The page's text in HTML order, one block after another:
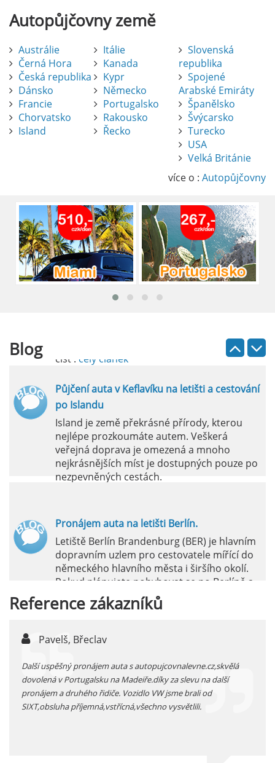
Autopůjčovnyzemě
Austrálie
Černá Hora
Česká republika
Dánsko
Francie
Chorvatsko
Island
Itálie
Kanada
Kypr
Německo
Portugalsko
Rakousko
Řecko
Slovenská
republika
Spojené
Arabské Emiráty
Španělsko
Švýcarsko
Turecko
USA
Velká Británie
více o : Autopůjčovny
Blog
Pronájem auta na letišti Alicante
Půjčení auta na letišti v Alicante je výborný
způsob, jak pohodlně objevovat město i jeho
brána do regionu Costa Blanca, se nachází
přibližně 9 km od centra Alicante.
číst :celý článek
Pronájem auta na letišti Lefkada: Kompletní
průvodce
Půjčení auta na letišti Lefkada je skvělý
číst : celý článek
Půjčení auta v Keflavíku na letišti a cestování
po Islandu
Island je země překrásné přírody, kterou
nejlépe prozkoumáte autem. Veškerá
veřejná doprava je omezená a mnoho
nejkrásnějších míst je dostupných pouze po
nezpevněných cestách.
Pronájem auta na letišti Berlín.
Letiště Berlín Brandenburg (BER) je hlavním
dopravním uzlem pro cestovatele mířící do
německého hlavního města i širšího okolí.
Pokud plánujete pohybovat se po Berlíně a
okolních regionech bez omezení, pronájem
auta přímo na letišti je ideální volbou.
Letiště Marseille, oficiálně známé jako
mezinárodní letiště Marseille-Provence, je
hlavní vstupní branou do regionu Provence
a nachází se přibližně 27 km od centra města
Reference zákazníků
Břeclav
pronájem auta s autopujcovnalevne.cz,skvělá
v Portugalsku na Madeiře.díky za slevu na další
a druhého řidiče. Vozidlo VW jsme brali od
příjemná,vstřícná,všechno vysvětlili.
prodloužený zimní
pronájem auta
kategorie úsporné